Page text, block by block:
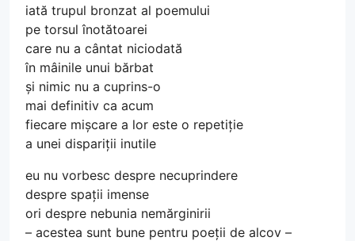
iată trupul bronzat al poemului
pe torsul înotătoarei
care nu a cântat niciodată
în mâinile unui bărbat
și nimic nu a cuprins-o
mai definitiv ca acum
fiecare mișcare a lor este o repetiție
a unei dispariții inutile
eu nu vorbesc despre necuprindere
despre spații imense
ori despre nebunia nemărginirii
– acestea sunt bune pentru poeții de alcov –